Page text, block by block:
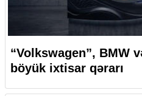
“Volkswagen”, BMW
böyük ixtisar qərarı